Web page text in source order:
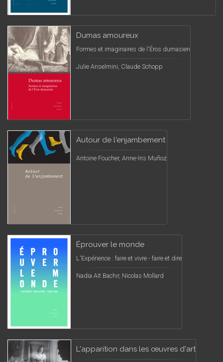
Dumas amoureux
Formes et imaginaires de l'Éros dumasien
Julie Anselmini, Claude Schopp
Autour de l'enjambement
Antoine Foucher, Anne-Iris Muñoz
Éprouver le monde
L'Expérience : faire et vivre - faire et dire
Nadia Aït Bachir, Nicolas Mollard
L'apparition dans les œuvres d'art